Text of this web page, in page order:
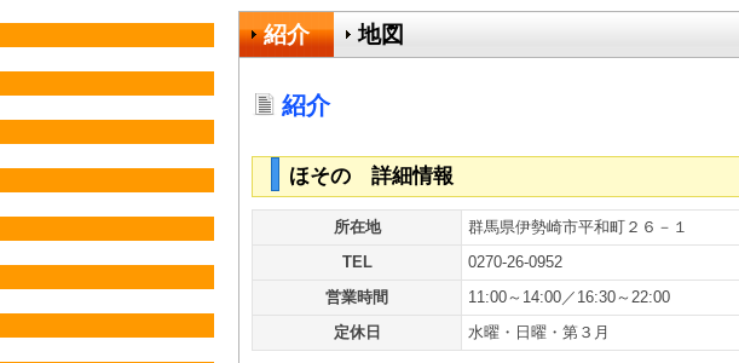
紹介 地図
紹介
ほその 詳細情報
所在地
群馬県伊勢崎市平和町２６－１
TEL
0270-26-0952
営業時間
11:00～14:00／16:30～22:00
定休日
水曜・日曜・第３月